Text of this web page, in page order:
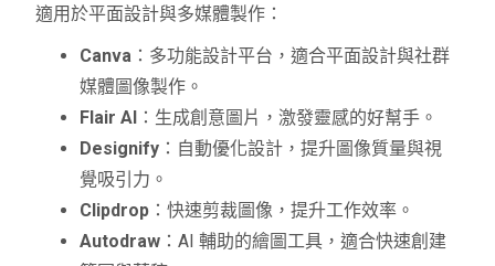
適用於平面設計與多媒體製作：
Canva ：多功能設計平台，適合平面設計與社群
媒體圖像製作。
Flair AI ：生成創意圖片，激發靈感的好幫手。
Designify ：自動優化設計，提升圖像質量與視
覺吸引力。
Clipdrop ：快速剪裁圖像，提升工作效率。
Autodraw ：AI 輔助的繪圖工具，適合快速創建